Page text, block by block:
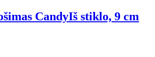
CandyIš stiklo, 9 cm